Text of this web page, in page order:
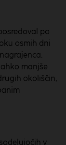
po
osmih dni
manjše
okoliščin,
v